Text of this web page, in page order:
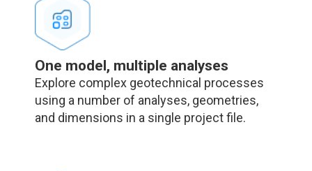
One model, multiple analyses
Explore complex geotechnical processes
using a number of analyses, geometries,
and dimensions in a single project file.